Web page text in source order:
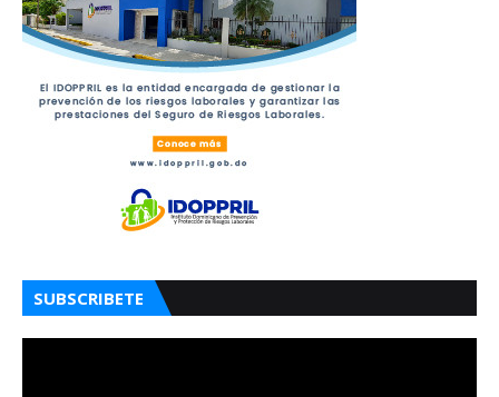
SUBSCRIBETE